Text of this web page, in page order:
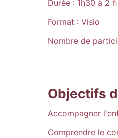
Durée : 1h30 à 2 h
Format : Visio
Nombre de
Objectifs
Accompagner
Comprendre le